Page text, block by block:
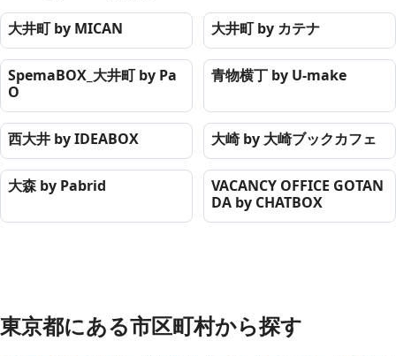
大井町 by MICAN 大井町 by カテナ
SpemaBOX_大井町 by Pa
O
青物横丁 by U-make
西大井 by IDEABOX 大崎 by 大崎ブックカフェ
大森 by Pabrid
VACANCY OFFICE GOTAN
DA by CHATBOX
東京都にある市区町村から探す